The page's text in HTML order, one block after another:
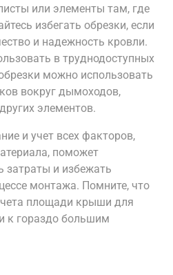
или элементы там, где
избегать обрезки, если
и надежность кровли.
в труднодоступных
можно использовать
вокруг дымоходов,
элементов.
и учет всех факторов,
поможет
затраты и избежать
монтажа. Помните, что
площади крыши для
к гораздо большим